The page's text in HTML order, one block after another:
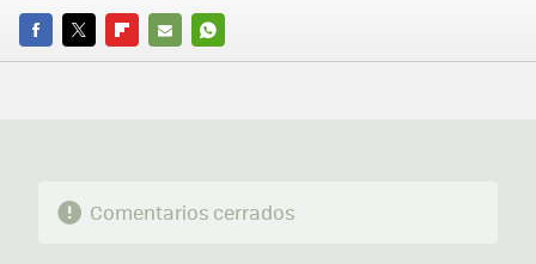
FACEBOOK
TWITTERFLIPBOARD
E-
WHATSAPP
Comentarios cerrados